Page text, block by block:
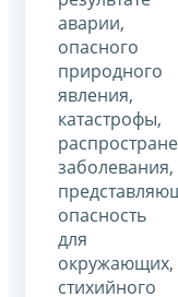
аварии,
опасного
природного
явления,
катастрофы,
заболевания,
опасность
для
окружающих,
стихийного